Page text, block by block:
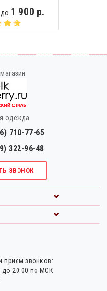
до 1 900 р.
одежда
710-77-65
322-96-48
ЗВОНОК
прием звонков:
до 20:00 по МСК